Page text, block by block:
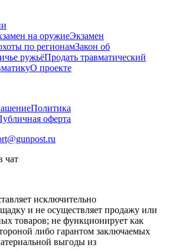
на оружиеЭкзамен
по регионамЗакон об
ружьёПродать травматический
О проекте
Политика
оферта
чат
исключительно
и не осуществляет продажу или
товаров; не функционирует как
либо гарантом заключаемых
выгоды из